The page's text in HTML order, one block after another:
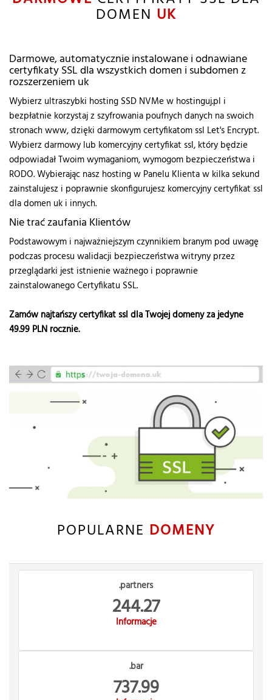
DOMEN UK
Darmowe, automatycznie instalowane i odnawiane
certyfikaty SSL dla wszystkich domen i subdomen z
rozszerzeniem uk
Wybierz ultraszybki hosting SSD NVMe w hostinguj.pl i
bezpłatnie korzystaj z szyfrowania poufnych danych na swoich
stronach www, dzięki darmowym certyfikatom ssl Let's Encrypt.
Wybierz darmowy lub komercyjny certyfikat ssl, który będzie
odpowiadał Twoim wymaganiom, wymogom bezpieczeństwa i
RODO. Wybierając nasz hosting w Panelu Klienta w kilka sekund
zainstalujesz i poprawnie skonfigurujesz komercyjny certyfikat ssl
dla domen uk i innych.
Nie trać zaufania Klientów
Podstawowym i najważniejszym czynnikiem branym pod uwagę
podczas procesu walidacji bezpieczeństwa witryny przez
przeglądarki jest istnienie ważnego i poprawnie
zainstalowanego Certyfikatu SSL.
Zamów najtańszy certyfikat ssl dla Twojej domeny za jedyne
49.99 PLN rocznie.
POPULARNE DOMENY
.partners
244.27
Informacje
.bar
737.99